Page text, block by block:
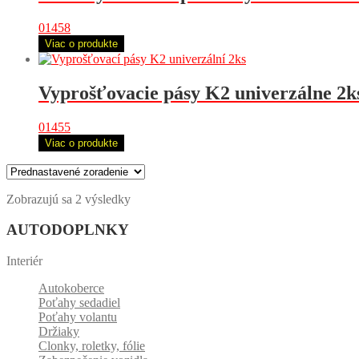
01458
Viac o produkte
Vyprošťovacie pásy K2 univerzálne
01455
Viac o produkte
Zobrazujú sa 2 výsledky
AUTODOPLNKY
Interiér
Autokoberce
Poťahy sedadiel
Poťahy volantu
Držiaky
Clonky, roletky, fólie